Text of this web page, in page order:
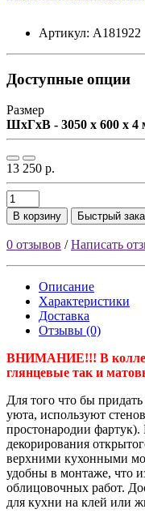
Артикул: А181922
Доступные опции
Размер
ШxГxВ - 3050 x 600 x 4
13 250 р.
В корзину Быстрый
0 отзывов /Написать
Описание
Характеристики
Доставка
Отзывы (0)
ВНИМАНИЕ!!! В
глянцевые так и
Для того что бы
уюта, используют
простонародии фартук).
декорирования
верхними кухонными
удобны в монтаже, что
облицовочных работ.
для кухни на клей или